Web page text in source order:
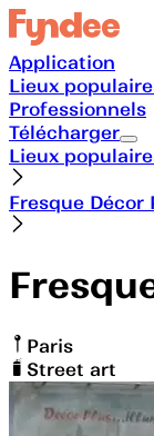
Application
Lieux
Professionnels
Télécharger
Lieux
Fresque Décor
Paris
Street art